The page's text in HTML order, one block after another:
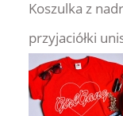
Koszulka z
przyjaciółki